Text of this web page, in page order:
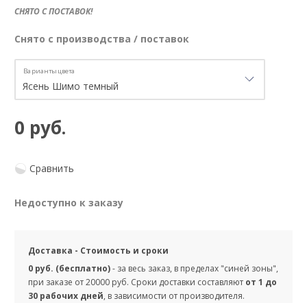
СНЯТО С ПОСТАВОК!
Снято с производства / поставок
Варианты цвета
0 руб.
Сравнить
Недоступно к заказу
Доставка - Стоимость и сроки
0 руб. (бесплатно)- за весь заказ, в пределах "синей зоны",
при заказе от 20000 руб. Сроки доставки составляют от 1 до
30 рабочих дней, в зависимости от производителя.